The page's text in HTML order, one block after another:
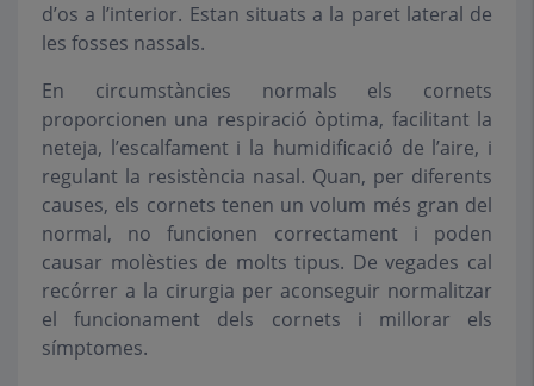
d’os a l’interior. Estan situats a la paret lateral de
les fosses nassals.
En circumstàncies normals els cornets
proporcionen una respiració òptima, facilitant la
neteja, l’escalfament i la humidificació de l’aire, i
regulant la resistència nasal. Quan, per diferents
causes, els cornets tenen un volum més gran del
normal, no funcionen correctament i poden
causar molèsties de molts tipus. De vegades cal
recórrer a la cirurgia per aconseguir normalitzar
el funcionament dels cornets i millorar els
símptomes.